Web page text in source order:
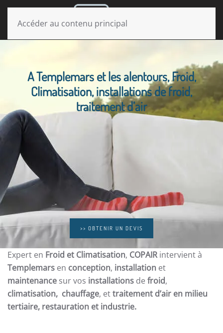
Accéder au contenu principal
A Templemars et les alentours, Froid,
Climatisation, installations de froid,
traitement d’air
>> OBTENIR UN DEVIS
Expert en Froid et Climatisation, COPAIRintervient à
Templemars en conception, installation et
maintenance sur vos installations de froid,
climatisation, chauffage, ettraitement d’air en milieu
tertiaire, restauration et industrie.